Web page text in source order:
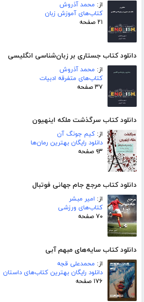
از: محمد آذروش
کتاب‌های آموزش زبان
۲۱ صفحه
دانلود کتاب جستاری بر زبان‌شناسی انگلیسی
از: محمد آذروش
کتاب‌های متفرقه ادبیات
۳۷ صفحه
دانلود کتاب سرگذشت ملکه اینهیون
از: کیم جونگ آن
دانلود رایگان بهترین رمان‌ها
۹۳ صفحه
دانلود کتاب مرجع جام جهانی فوتبال
از: امیر مبشر
کتاب‌های ورزشی
۷۰ صفحه
دانلود کتاب سایه‌های مبهم آبی
از: محمدعلی قجه
دانلود رایگان بهترین کتاب‌های داستان
۱۷۶ صفحه